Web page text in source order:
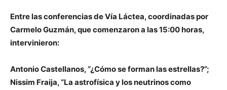
Entre las conferencias de Vía Láctea, coordinadas por
Carmelo Guzmán, que comenzaron a las 15:00 horas,
intervinieron:
Antonio Castellanos, “¿Cómo se forman las estrellas?”;
Nissim Fraija, “La astrofísica y los neutrinos como